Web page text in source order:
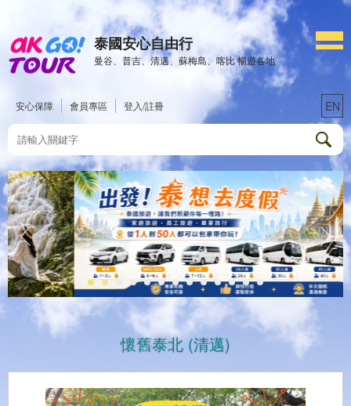
泰國安心自由行
曼谷、普吉、清邁、蘇梅島、喀比 暢遊各地
安心保障 會員專區 登入/註冊 EN
懷舊泰北 (清邁)